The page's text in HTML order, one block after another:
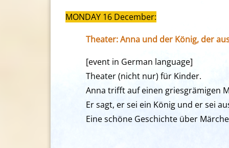
MONDAY 16 December:
Theater: Anna und der König, der
[event in German language]
Theater (nicht nur) für Kinder.
Anna trifft auf einen griesgrämigen
Er sagt, er sei ein König und er sei
Eine schöne Geschichte über